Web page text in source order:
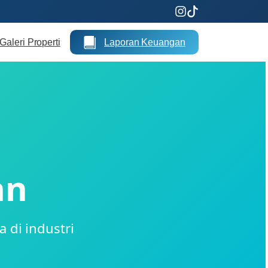
Galeri Properti Laporan Keuangan
di industri